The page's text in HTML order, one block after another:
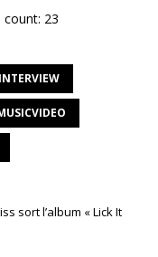
count: 23
INTERVIEW
sort l’album « Lick It